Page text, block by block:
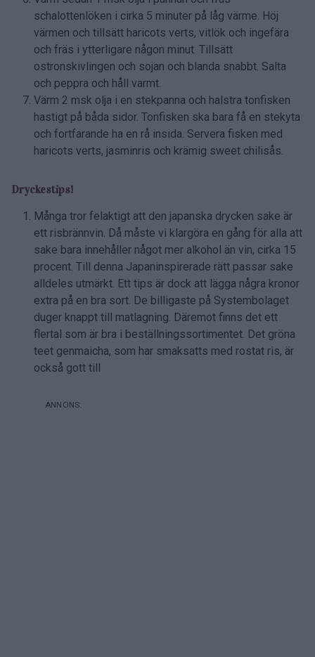
schalottenlöken i cirka 5 minuter på låg värme. Höj
värmen och tillsätt haricots verts, vitlök och ingefära
och fräs i ytterligare någon minut. Tillsätt
ostronskivlingen och sojan och blanda snabbt. Salta
och peppra och håll varmt.
Värm 2 msk olja i en stekpanna och halstra tonfisken
hastigt på båda sidor. Tonfisken ska bara få en stekyta
och fortfarande ha en rå insida. Servera fisken med
haricots verts, jasminris och krämig sweet chilisås.
Dryckestips!
Många tror felaktigt att den japanska drycken sake är
ett risbrännvin. Då måste vi klargöra en gång för alla att
sake bara innehåller något mer alkohol än vin, cirka 15
procent. Till denna Japaninspirerade rätt passar sake
alldeles utmärkt. Ett tips är dock att lägga några kronor
extra på en bra sort. De billigaste på Systembolaget
duger knappt till matlagning. Däremot finns det ett
flertal som är bra i beställningssortimentet. Det gröna
teet genmaicha, som har smaksatts med rostat ris, är
också gott till